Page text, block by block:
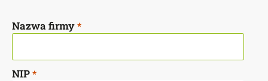
Nazwa firmy*
NIP*